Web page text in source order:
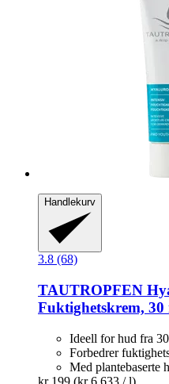
Handlekurv
3.8 (68)
TAUTROPFEN
Fuktighetskrem, 30
Ideell for hud fra
Forbedrer
Med plantebaserte
kr 199 (kr 6 633 / l)